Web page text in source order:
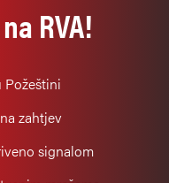
RVA!
zahtjev
signalom